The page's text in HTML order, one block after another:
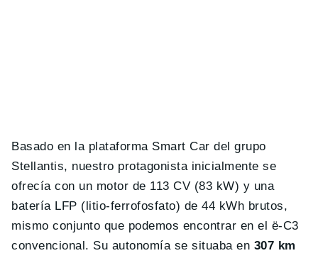
Basado en la plataforma Smart Car del grupo
Stellantis, nuestro protagonista inicialmente se
ofrecía con un motor de 113 CV (83 kW) y una
batería LFP (litio-ferrofosfato) de 44 kWh brutos,
mismo conjunto que podemos encontrar en el ë-C3
convencional. Su autonomía se situaba en 307 km